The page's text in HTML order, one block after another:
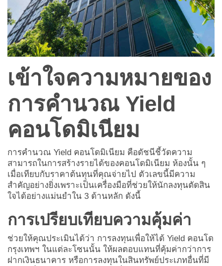
เข้าใจความหมายของ
การคำนวณ Yield
คอนโดมิเนียม
การคำนวณ Yield คอนโดมิเนียม คือดัชนีชี้วัดความ
สามารถในการสร้างรายได้ของคอนโดมิเนียม ห้องนั้น ๆ
เมื่อเทียบกับราคาต้นทุนที่คุณจ่ายไป ตัวเลขนี้มีความ
สำคัญอย่างยิ่งเพราะเป็นเครื่องมือที่ช่วยให้นักลงทุนตัดสิน
ใจได้อย่างแม่นยำใน 3 ด้านหลัก ดังนี้
การเปรียบเทียบความคุ้มค่า
ช่วยให้คุณประเมินได้ว่า การลงทุนเพื่อให้ได้ Yield คอนโด
กรุงเทพฯ ในแต่ละโซนนั้น ให้ผลตอบแทนที่คุ้มค่ากว่าการ
ฝากเงินธนาคาร หรือการลงทุนในสินทรัพย์ประเภทอื่นที่มี